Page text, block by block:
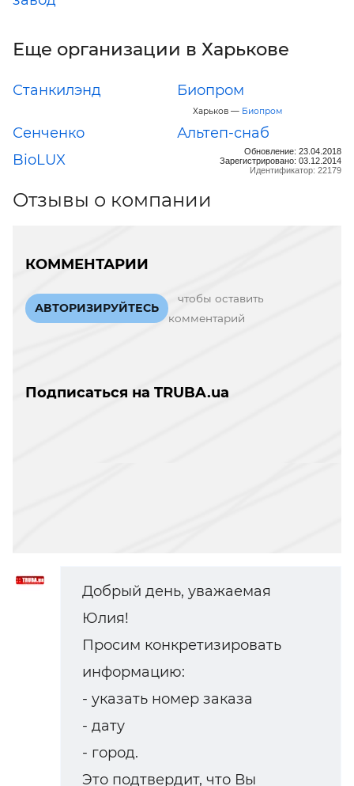
Еще организации в Харькове
Станкилэнд Биопром
Харьков — Биопром
Сенченко
Альтеп-снаб
BioLUX
Обновление: 23.04.2018
Зарегистрировано: 03.12.2014
Идентификатор: 22179
Отзывы о компании
КОММЕНТАРИИ
АВТОРИЗИРУЙТЕСЬ
чтобы оставить
комментарий
Подписаться на TRUBA.ua
Добрый день, уважаемая
Юлия!
Просим конкретизировать
информацию:
- указать номер заказа
- дату
- город.
Это подтвердит, что Вы